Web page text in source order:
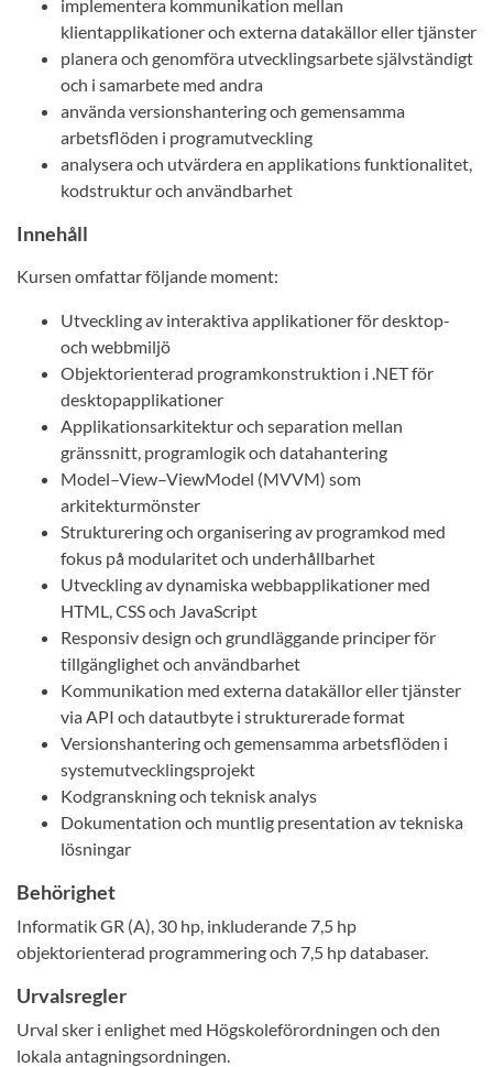
implementera kommunikation mellan
klientapplikationer och externa datakällor eller tjänster
planera och genomföra utvecklingsarbete självständigt
och i samarbete med andra
använda versionshantering och gemensamma
arbetsflöden i programutveckling
analysera och utvärdera en applikations funktionalitet,
kodstruktur och användbarhet
Innehåll
Kursen omfattar följande moment:
Utveckling av interaktiva applikationer för desktop-
och webbmiljö
Objektorienterad programkonstruktion i .NET för
desktopapplikationer
Applikationsarkitektur och separation mellan
gränssnitt, programlogik och datahantering
Model–View–ViewModel (MVVM) som
arkitekturmönster
Strukturering och organisering av programkod med
fokus på modularitet och underhållbarhet
Utveckling av dynamiska webbapplikationer med
HTML, CSS och JavaScript
Responsiv design och grundläggande principer för
tillgänglighet och användbarhet
Kommunikation med externa datakällor eller tjänster
via API och datautbyte i strukturerade format
Versionshantering och gemensamma arbetsflöden i
systemutvecklingsprojekt
Kodgranskning och teknisk analys
Dokumentation och muntlig presentation av tekniska
lösningar
Behörighet
Informatik GR (A), 30 hp, inkluderande 7,5 hp
objektorienterad programmering och 7,5 hp databaser.
Urvalsregler
Urval sker i enlighet med Högskoleförordningen och den
lokala antagningsordningen.